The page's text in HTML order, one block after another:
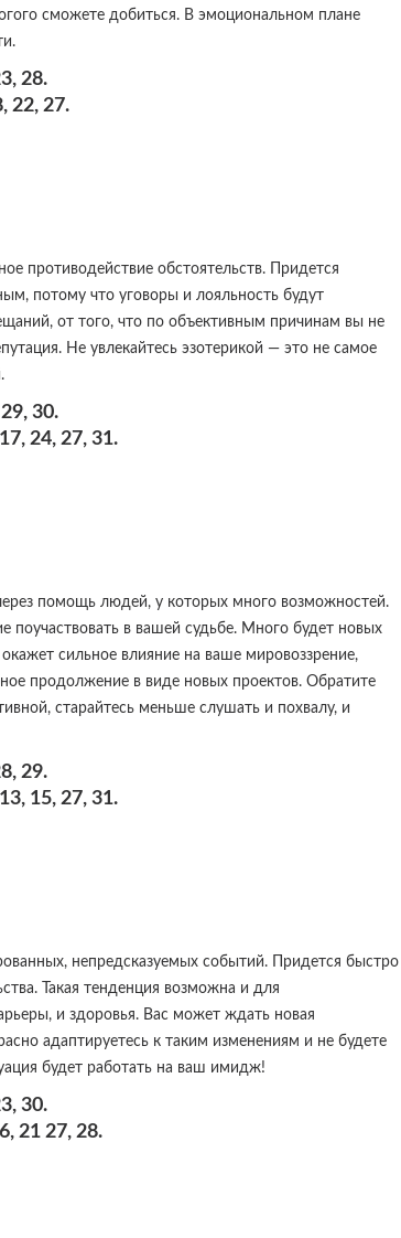
сможете добиться. В эмоциональном плане
28.
22, 27.
противодействие обстоятельств. Придется
потому что уговоры и лояльность будут
от того, что по объективным причинам вы не
Не увлекайтесь эзотерикой — это не самое
30.
24, 27, 31.
помощь людей, у которых много возможностей.
поучаствовать в вашей судьбе. Много будет новых
сильное влияние на ваше мировоззрение,
продолжение в виде новых проектов. Обратите
старайтесь меньше слушать и похвалу, и
29.
15, 27, 31.
непредсказуемых событий. Придется быстро
Такая тенденция возможна и для
и здоровья. Вас может ждать новая
адаптируетесь к таким изменениям и не будете
будет работать на ваш имидж!
30.
21 27, 28.